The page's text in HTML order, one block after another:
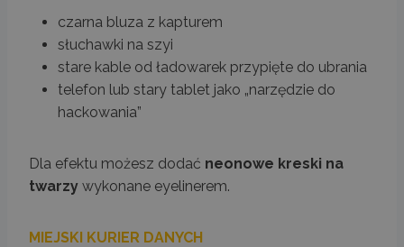
czarna bluza z kapturem
słuchawki na szyi
stare kable od ładowarek przypięte do ubrania
telefon lub stary tablet jako „narzędzie do
hackowania”
Dla efektu możesz dodać neonowe kreski na
twarzy wykonane eyelinerem.
MIEJSKI KURIER DANYCH